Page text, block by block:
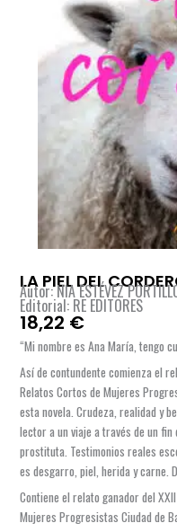
LA PIEL DEL
Autor: NIA ESTÉVEZ
Editorial: RE EDITORES
18,22 €
“Mi nombre es Ana María, tengo
Así de contundente comienza el
Relatos Cortos de Mujeres
esta novela. Crudeza, realidad y
lector a un viaje a través de un
prostituta. Testimonios reales
es desgarro, piel, herida y carne.
Contiene el relato ganador del
Mujeres Progresistas Ciudad de